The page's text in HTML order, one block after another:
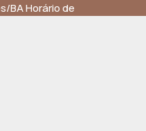
BA Horário de